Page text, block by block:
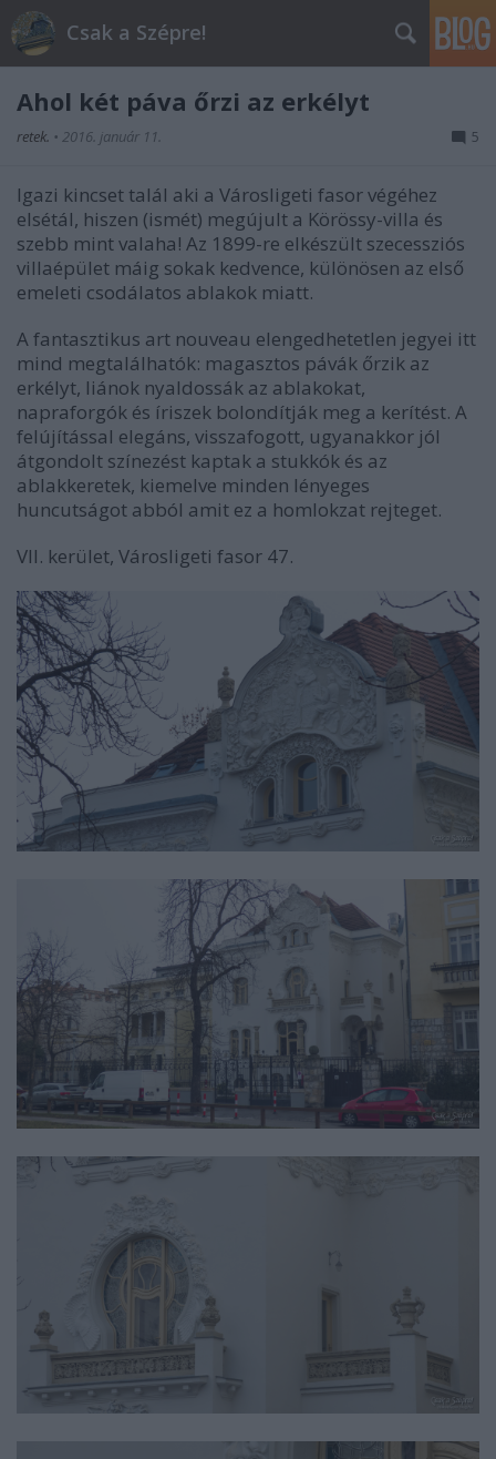
Csak a Szépre!
Ahol két páva őrzi az erkélyt
retek. • 2016. január 11. 5
Igazi kincset talál aki a Városligeti fasor végéhez
elsétál, hiszen (ismét) megújult a Körössy-villa és
szebb mint valaha! Az 1899-re elkészült szecessziós
villaépület máig sokak kedvence, különösen az első
emeleti csodálatos ablakok miatt.
A fantasztikus art nouveau elengedhetetlen jegyei itt
mind megtalálhatók: magasztos pávák őrzik az
erkélyt, liánok nyaldossák az ablakokat,
napraforgók és íriszek bolondítják meg a kerítést. A
felújítással elegáns, visszafogott, ugyanakkor jól
átgondolt színezést kaptak a stukkók és az
ablakkeretek, kiemelve minden lényeges
huncutságot abból amit ez a homlokzat rejteget.
VII. kerület, Városligeti fasor 47.